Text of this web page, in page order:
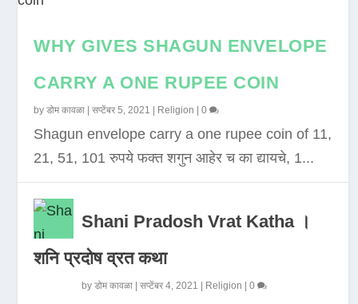
WHY GIVES SHAGUN ENVELOPE
CARRY A ONE RUPEE COIN
byडोम कावळा |सप्टेंबर 5, 2021 Religion |0
Shagun envelope carry a one rupee coin of 11,
21, 51, 101 रुपये फक्त शगुन आहेर च का द्यायचे, 1...
Shani Pradosh Vrat Katha ।
शनि प्रदोष व्रत कथा
byडोम कावळा |सप्टेंबर 4, 2021 Religion |0